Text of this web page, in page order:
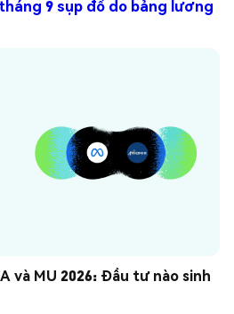
9 sụp đổ do bảng lương
và MU 2026: Đầu tư nào sinh